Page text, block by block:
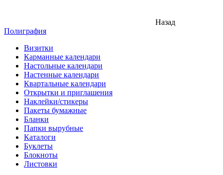
Назад
Полиграфия
Визитки
Карманные календари
Настольные календари
Настенные календари
Квартальные календари
Открытки и приглашения
Наклейки/стикеры
Пакеты бумажные
Бланки
Папки вырубные
Каталоги
Буклеты
Блокноты
Листовки